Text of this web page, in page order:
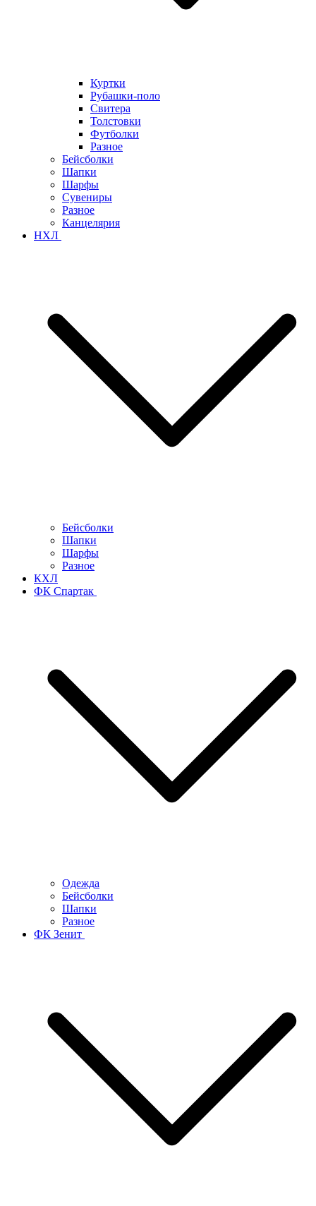
Куртки
Рубашки-поло
Свитера
Толстовки
Футболки
Разное
Бейсболки
Шапки
Шарфы
Сувениры
Разное
Канцелярия
НХЛ
Бейсболки
Шапки
Шарфы
Разное
КХЛ
ФК Спартак
Одежда
Бейсболки
Шапки
Разное
ФК Зенит